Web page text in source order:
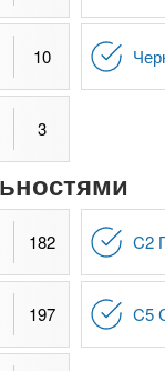
10
3
182 C2
197 C5